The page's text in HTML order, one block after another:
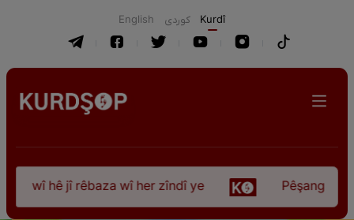
English كوردی Kurdî
wî hê jî rêbaza wî her zîndî ye Pêşangeha